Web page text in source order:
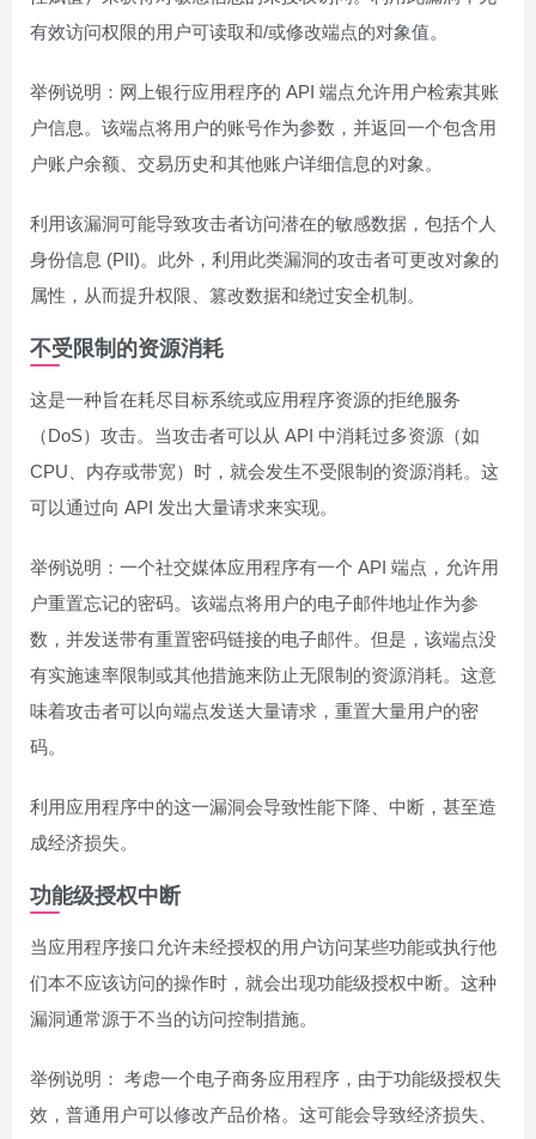
有效访问权限的用户可读取和/或修改端点的对象值。
举例说明：网上银行应用程序的 API 端点允许用户检索其账
户信息。该端点将用户的账号作为参数，并返回一个包含用
户账户余额、交易历史和其他账户详细信息的对象。
利用该漏洞可能导致攻击者访问潜在的敏感数据，包括个人
身份信息 (PII)。此外，利用此类漏洞的攻击者可更改对象的
属性，从而提升权限、篡改数据和绕过安全机制。
不受限制的资源消耗
这是一种旨在耗尽目标系统或应用程序资源的拒绝服务
（DoS）攻击。当攻击者可以从 API 中消耗过多资源（如
CPU、内存或带宽）时，就会发生不受限制的资源消耗。这
可以通过向 API 发出大量请求来实现。
举例说明：一个社交媒体应用程序有一个 API 端点，允许用
户重置忘记的密码。该端点将用户的电子邮件地址作为参
数，并发送带有重置密码链接的电子邮件。但是，该端点没
有实施速率限制或其他措施来防止无限制的资源消耗。这意
味着攻击者可以向端点发送大量请求，重置大量用户的密
码。
利用应用程序中的这一漏洞会导致性能下降、中断，甚至造
成经济损失。
功能级授权中断
当应用程序接口允许未经授权的用户访问某些功能或执行他
们本不应该访问的操作时，就会出现功能级授权中断。这种
漏洞通常源于不当的访问控制措施。
举例说明： 考虑一个电子商务应用程序，由于功能级授权失
效，普通用户可以修改产品价格。这可能会导致经济损失、